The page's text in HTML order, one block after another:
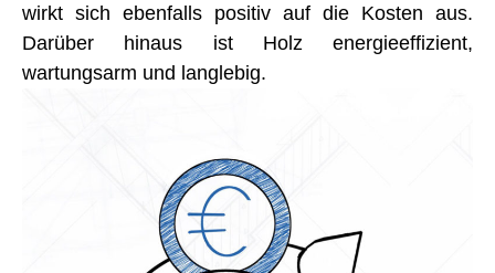
wirkt sich ebenfalls positiv auf die Kosten aus.
Darüber hinaus ist Holz energieeffizient,
wartungsarm und langlebig.